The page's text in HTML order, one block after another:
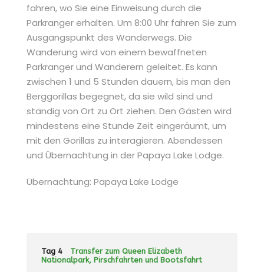
fahren, wo Sie eine Einweisung durch die
Parkranger erhalten. Um 8:00 Uhr fahren Sie zum
Ausgangspunkt des Wanderwegs. Die
Wanderung wird von einem bewaffneten
Parkranger und Wanderern geleitet. Es kann
zwischen 1 und 5 Stunden dauern, bis man den
Berggorillas begegnet, da sie wild sind und
ständig von Ort zu Ort ziehen. Den Gästen wird
mindestens eine Stunde Zeit eingeräumt, um
mit den Gorillas zu interagieren. Abendessen
und Übernachtung in der Papaya Lake Lodge.
Übernachtung: Papaya Lake Lodge
Tag 4
Transfer zum Queen Elizabeth
Nationalpark, Pirschfahrten und Bootsfahrt